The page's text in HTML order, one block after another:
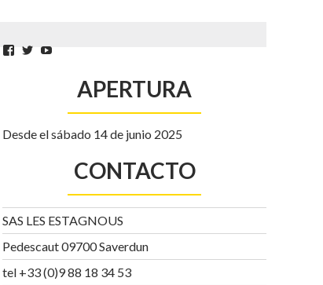
Facebook
Twitter
APERTURA
Desde el sábado 14 de junio 2025
CONTACTO
SAS LES ESTAGNOUS
Pedescaut 09700 Saverdun
tel +33 (0)9 88 18 34 53